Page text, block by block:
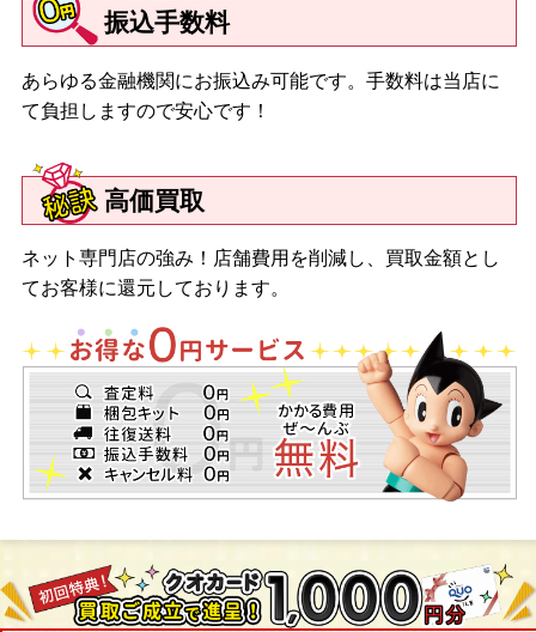
振込手数料
あらゆる金融機関にお振込み可能です。手数料は当店に
て負担しますので安心です！
高価買取
ネット専門店の強み！店舗費用を削減し、買取金額とし
てお客様に還元しております。